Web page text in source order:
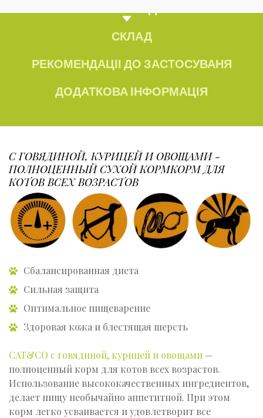
СКЛАД
РЕКОМЕНДАЦІІ ДО ЗАСТОСУВАНЯ
ДОДАТКОВА ІНФОРМАЦІЯ
С ГОВЯДИНОЙ, КУРИЦЕЙ И ОВОЩАМИ -
ПОЛНОЦЕННЫЙ СУХОЙ КОРМКОРМ ДЛЯ
КОТОВ ВСЕХ ВОЗРАСТОВ
Сбалансированная диета
Сильная защита
Оптимальное пищеварение
Здоровая кожа и блестящая шерсть
CAT&CO с говядиной, курицей и овощами —
полноценный корм для котов всех возрастов.
Использование высококачественных ингредиентов,
делает пищу необычайно аппетитной. При этом
корм легко усваивается и удовлетворит все